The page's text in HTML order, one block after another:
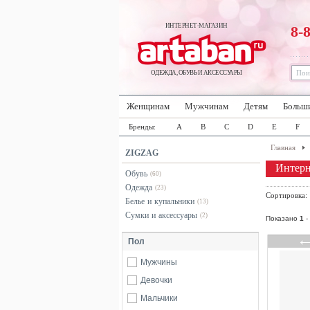
ИНТЕРНЕТ-МАГАЗИН
ОДЕЖДА, ОБУВЬ И АКСЕССУАРЫ
8-
Женщинам Мужчинам Детям
Бренды: A B C D E F
ZIGZAG
Обувь (60)
Одежда (23)
Белье и купальники (13)
Сумки и аксессуары (2)
Пол
Мужчины
Девочки
Мальчики
Главная
Показано 1 -